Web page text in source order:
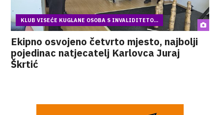
KLUB VISEĆE KUGLANE OSOBA S INVALIDITETO...
Ekipno osvojeno četvrto mjesto, najbolji
pojedinac natjecatelj Karlovca Juraj
Škrtić